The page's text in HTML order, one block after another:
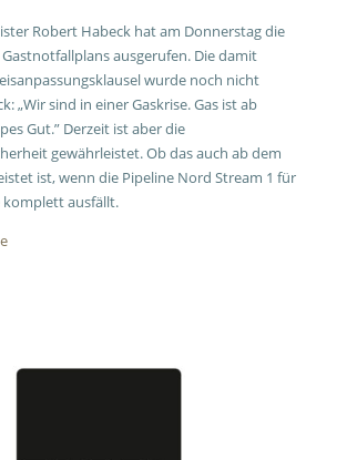
Robert Habeck hat am Donnerstag die
ausgerufen. Die damit
wurde noch nicht
„Wir sind in einer Gaskrise. Gas ist ab
Gut.” Derzeit ist aber die
gewährleistet. Ob das auch ab dem
ist, wenn die Pipeline Nord Stream 1 für
komplett ausfällt.